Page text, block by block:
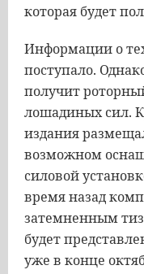
которая будет
Информации о
поступало.
получит
лошадиных сил.
издания
возможном
силовой
времяназад
затемненным
будет
уже в конце